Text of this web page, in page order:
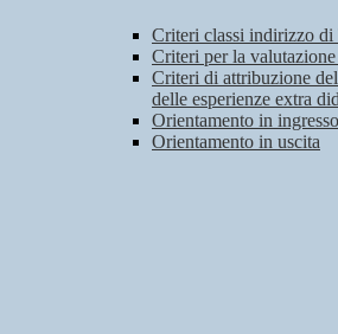
Criteri classi indirizzo di
Criteri per la
Criteri di attribuzione
delle esperienze extra
Orientamento in
Orientamento in uscita